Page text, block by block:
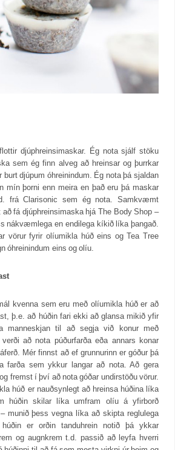
djúphreinsimaskar. Ég nota sjálf stöku
sem ég finn alveg að hreinsar og þurrkar
djúpum óhreinindum. Ég nota þá sjaldan
mín þorni enn meira en það eru þá maskar
frá Clarisonic sem ég nota. Samkvæmt
fá djúphreinsimaska hjá The Body Shop –
nákvæmlega en endilega kíkið líka þangað.
vörur fyrir olíumikla húð eins og Tea Tree
óhreinindum eins og olíu.
kvenna sem eru með olíumikla húð er að
þ.e. að húðin fari ekki að glansa mikið yfir
manneskjan til að segja við konur með
að nota púðurfarða eða annars konar
Mér finnst að ef grunnurinn er góður þá
farða sem ykkur langar að nota. Að gera
fremst í því að nota góðar undirstöðu vörur.
húð er nauðsynlegt að hreinsa húðina líka
húðin skilar líka umfram olíu á yfirborð
munið þess vegna líka að skipta reglulega
er orðin tanduhrein notið þá ykkar
og augnkrem t.d. passið að leyfa hverri